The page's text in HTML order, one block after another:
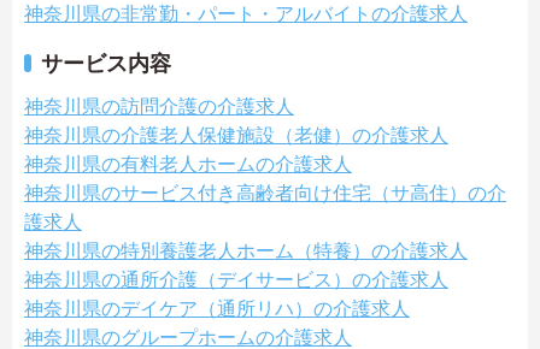
神奈川県の非常勤・パート・アルバイトの介護求人
サービス内容
神奈川県の訪問介護の介護求人
神奈川県の介護老人保健施設（老健）の介護求人
神奈川県の有料老人ホームの介護求人
神奈川県のサービス付き高齢者向け住宅（サ高住）の介
護求人
神奈川県の特別養護老人ホーム（特養）の介護求人
神奈川県の通所介護（デイサービス）の介護求人
神奈川県のデイケア（通所リハ）の介護求人
神奈川県のグループホームの介護求人